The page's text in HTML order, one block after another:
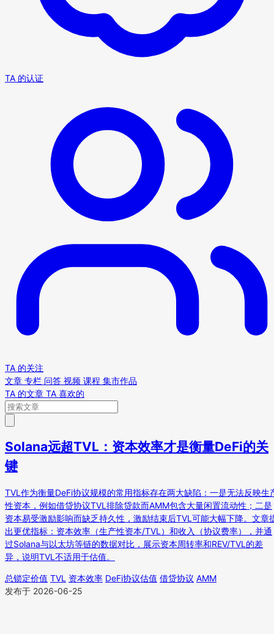
TA 的认证
TA 的关注
文章 专栏 问答 视频 课程 集市作品
TA 的文章 TA 喜欢的
Solana远超TVL：资本效率才是衡量DeFi的关
键
TVL作为衡量DeFi协议规模的常用指标存在两大缺陷：一是无法反映生
性资本，例如借贷协议TVL排除贷款而AMM包含大量闲置流动性；二是
资本易受激励影响而缺乏持久性，激励结束后TVL可能大幅下降。文章
出更优指标：资本效率（生产性资本/TVL）和收入（协议费率），并通
过Solana与以太坊等链的数据对比，展示资本周转率和REV/TVL的差
异，说明TVL不适用于估值。
总锁定价值 TVL 资本效率 DeFi协议估值 借贷协议 AMM
发布于 2026-06-25